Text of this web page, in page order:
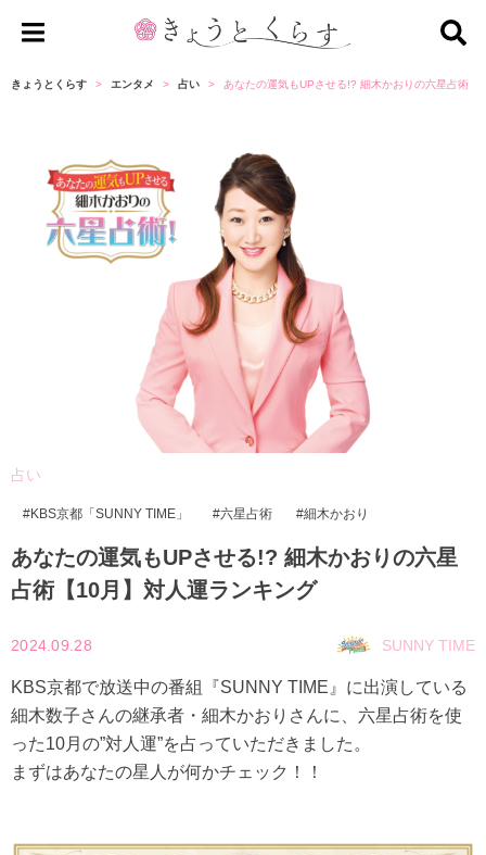
ょ
く
ら
す
きょうとくらす エンタメ 占い あなたの運気もUPさせる!? 細木かおりの六星占術【
占い
KBS京都「SUNNY TIME」 六星占術 細木かおり
あなたの運気もUPさせる!? 細木かおりの六星
占術【10月】対人運ランキング
2024.09.28 SUNNY TIME
KBS京都で放送中の番組『SUNNY TIME』に出演している
細木数子さんの継承者・細木かおりさんに、六星占術を使
った10月の”対人運”を占っていただきました。
まずはあなたの星人が何かチェック！！